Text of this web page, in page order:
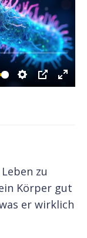
zu
Körper gut
er wirklich